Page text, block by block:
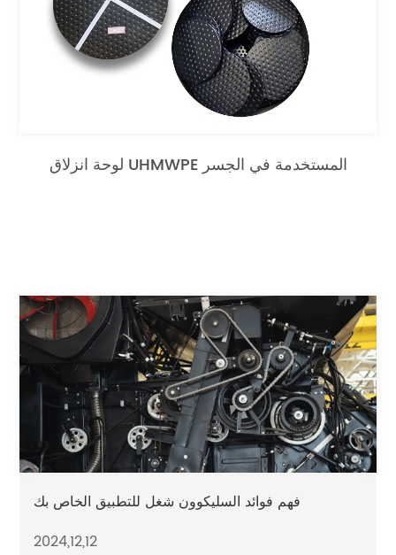
لوحة انزلاق UHMWPE المستخدمة في الجسر
فهم فوائد السليكوون شغل للتطبيق الخاص بك
2024,12,12